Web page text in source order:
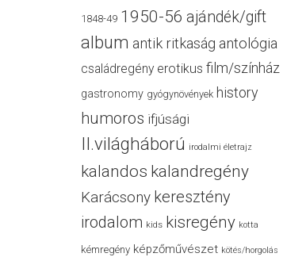
1848-49 1950-56 ajándék/gift
album antik ritkaság antológia
családregény erotikus film/színház
gastronomy gyógynövények history
humoros ifjúsági
II.világháború irodalmi életrajz
kalandos kalandregény
Karácsony keresztény
irodalom kids kisregény kotta
kémregény képzőművészet kötés/horgolás